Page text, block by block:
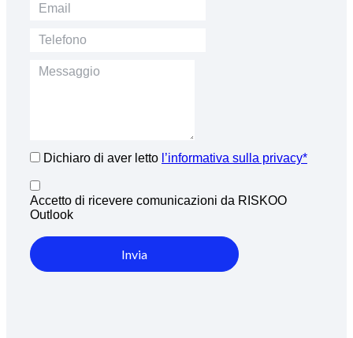
Dichiaro di aver letto l’informativa sulla privacy*
Accetto di ricevere comunicazioni da RISKOO
Outlook
Invia